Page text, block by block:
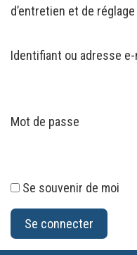
d’entretien et de
Identifiant ou adresse e-
Mot de passe
Se souvenir de moi